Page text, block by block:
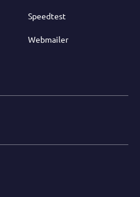
Speedtest
Webmailer